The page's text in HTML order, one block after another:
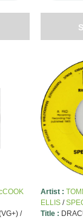
/
Artist :
ELLIS/
Title :